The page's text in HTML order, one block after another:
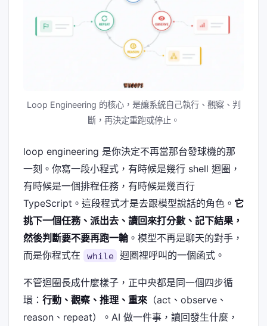
Loop Engineering 的核心，是讓系統自己執行、觀察、判
斷，再決定重跑或停止。
loop engineering 是你決定不再當那台發球機的那
一刻。你寫一段小程式，有時候是幾行 shell 迴圈，
有時候是一個排程任務，有時候是幾百行
TypeScript。這段程式才是去跟模型說話的角色。 它
挑下一個任務、派出去、讀回來打分數、記下結果，
然後判斷要不要再跑一輪。模型不再是聊天的對手，
而是你程式在
while 迴圈裡呼叫的一個函式。
不管迴圈長成什麼樣子，正中央都是同一個四步循
環： 行動、觀察、推理、重來 （act、observe、
reason、repeat）。AI 做一件事，讀回發生什麼，